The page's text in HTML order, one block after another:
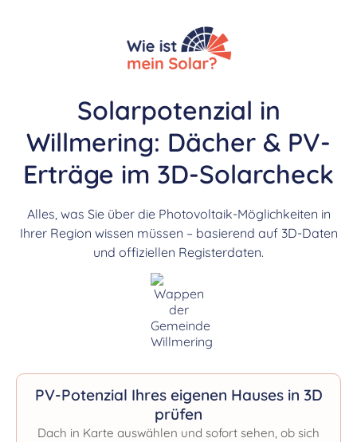
Solarpotenzial in
Willmering: Dächer & PV-
Erträge im 3D-Solarcheck
Alles, was Sie über die Photovoltaik-Möglichkeiten in
Ihrer Region wissen müssen – basierend auf 3D-Daten
und offiziellen Registerdaten.
PV-Potenzial Ihres eigenen Hauses in 3D
prüfen
Dach in Karte auswählen und sofort sehen, ob sich